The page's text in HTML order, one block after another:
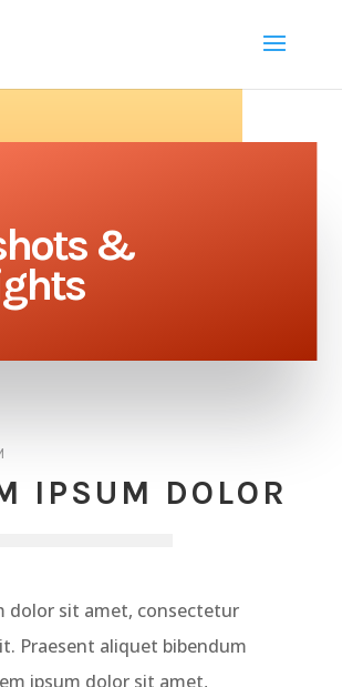
&
IPSUM DOLOR
dolor sit amet, consectetur
Praesent aliquet bibendum
ipsum dolor sit amet,